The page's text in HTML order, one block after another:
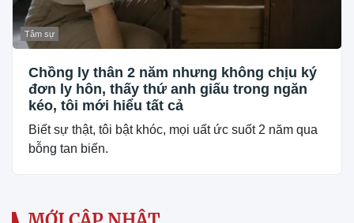
Tâm sự
Chồng ly thân 2 năm nhưng không chịu ký
đơn ly hôn, thấy thứ anh giấu trong ngăn
kéo, tôi mới hiểu tất cả
Biết sự thật, tôi bật khóc, mọi uất ức suốt 2 năm qua
bỗng tan biến.